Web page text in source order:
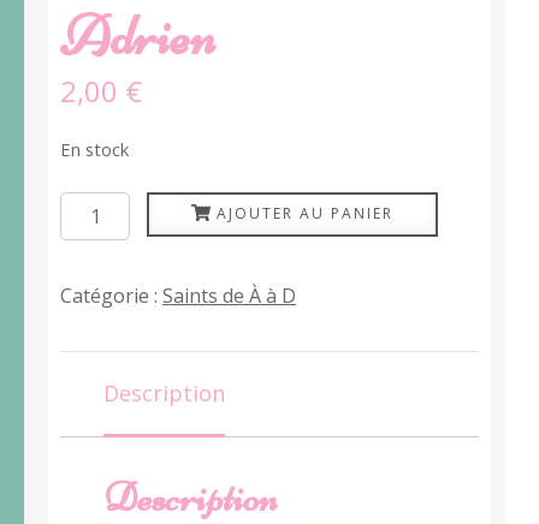
Adrien
2,00 €
En stock
quantité
de
AJOUTER AU PANIER
Catégorie : Saints de À à D
Description
Description